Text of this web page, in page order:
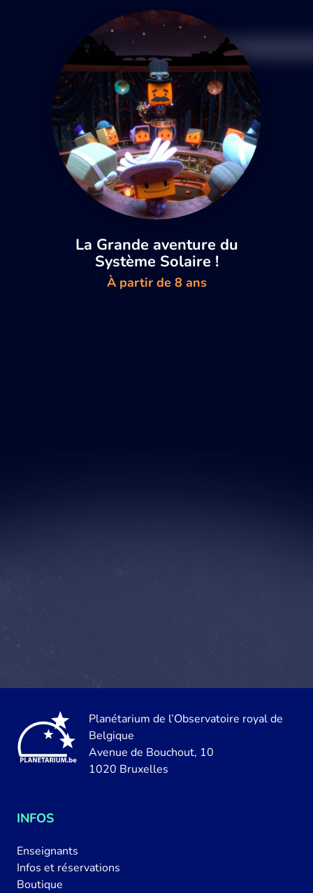
La Grande aventure du
Système Solaire !
À partir de 8 ans
Planétarium de l’Observatoire royal de
Belgique
Avenue de Bouchout, 10
1020 Bruxelles
INFOS
Enseignants
Infos et réservations
Boutique